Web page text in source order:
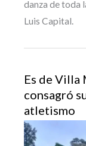
danza de toda
Luis Capital.
Es de Villa
consagró
atletismo